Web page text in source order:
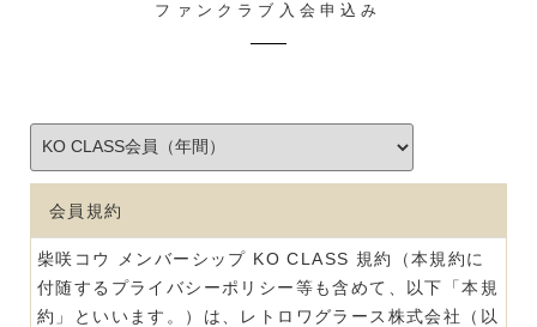
ファンクラブ入会申込み
会員規約
柴咲コウ メンバーシップ KO CLASS 規約（本規約に
付随するプライバシーポリシー等も含めて、以下「本規
約」といいます。）は、レトロワグラース株式会社（以